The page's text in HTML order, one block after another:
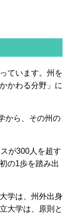
ています。州を
かわる分野」に
から、その州の
が300人を超す
の1歩を踏み出
学は、州外出身
大学は、原則と